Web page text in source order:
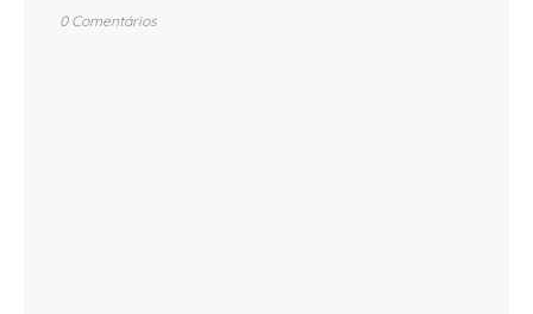
0 Comentários